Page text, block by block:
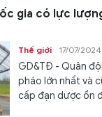
gia có lực
Thế giới 17/07/
GD&TĐ - Quân
pháo lớn nhất và
cấp đạn dược ổn